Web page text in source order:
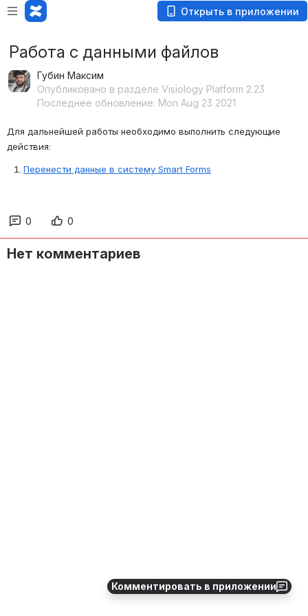
Открыть в приложении
Комментировать в приложении
Работа с данными файлов
Губин Максим
Опубликовано в разделе Visiology Platform 2.23
Последнее обновление: Mon Aug 23 2021
Для дальнейшей работы необходимо выполнить следующие
действия:
Перенести данные в систему Smart Forms
0 0
Нет комментариев